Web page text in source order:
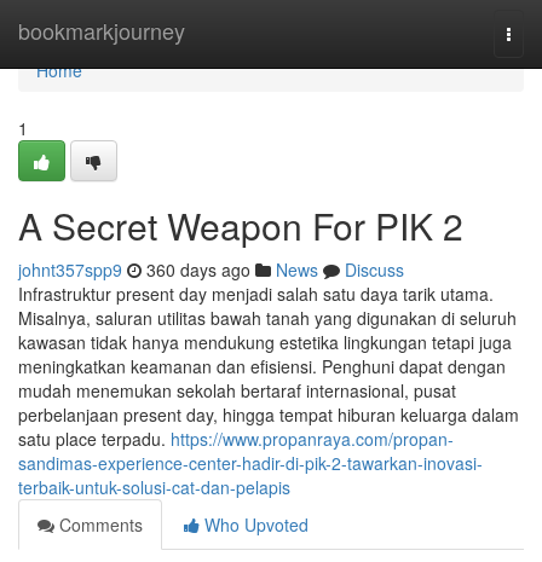
bookmarkjourney
Home
Home
1
A Secret Weapon For PIK 2
johnt357spp9 360 days ago News
Discuss
Infrastruktur present day menjadi salah satu daya tarik utama.
Misalnya, saluran utilitas bawah tanah yang digunakan di seluruh
kawasan tidak hanya mendukung estetika lingkungan tetapi juga
meningkatkan keamanan dan efisiensi. Penghuni dapat dengan
mudah menemukan sekolah bertaraf internasional, pusat
perbelanjaan present day, hingga tempat hiburan keluarga dalam
satu place terpadu. https://www.propanraya.com/propan-
sandimas-experience-center-hadir-di-pik-2-tawarkan-inovasi-
terbaik-untuk-solusi-cat-dan-pelapis
Comments
Who Upvoted